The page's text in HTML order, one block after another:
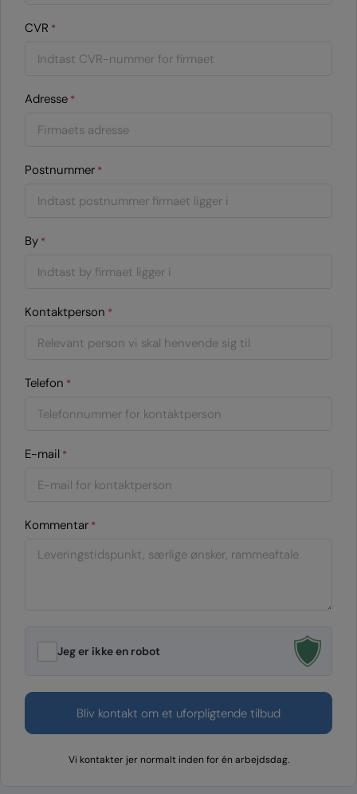
CVR *
Adresse *
Postnummer *
By *
Kontaktperson *
Telefon *
E-mail *
Kommentar *
Jeg er ikke en robot
Vi kontakter jer normalt inden for én arbejdsdag.